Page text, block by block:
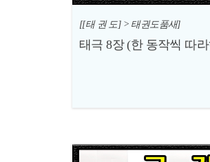
[[태 권 도] > 태권도품새]
태극 8장 (한 동작씩 따